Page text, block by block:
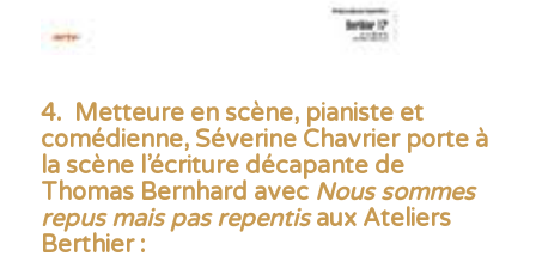
4. Metteure en scène, pianiste et
comédienne, Séverine Chavrier porte à
la scène l’écriture décapante de
Thomas Bernhard avec Nous sommes
repus mais pas repentisaux Ateliers
Berthier :